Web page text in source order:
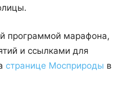
программой марафона,
и ссылками для
странице Мосприроды в